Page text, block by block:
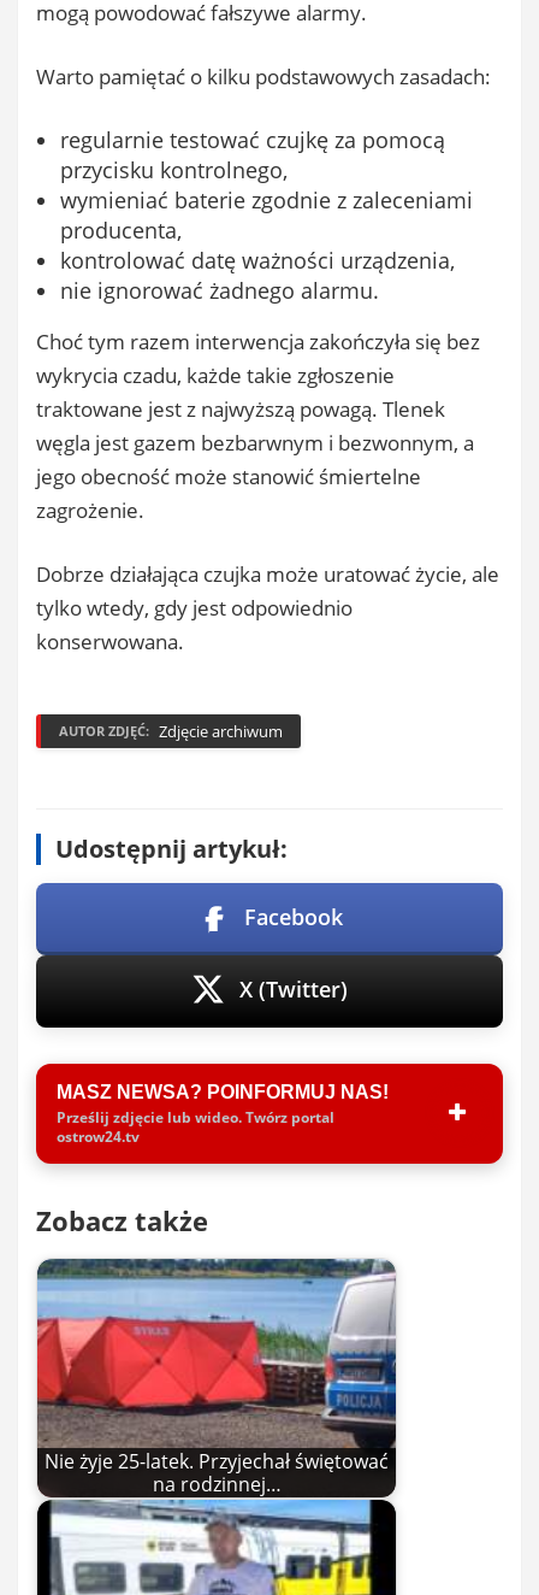
mogą powodować fałszywe alarmy.
Warto pamiętać o kilku podstawowych zasadach:
regularnie testować czujkę za pomocą
przycisku kontrolnego,
wymieniać baterie zgodnie z zaleceniami
producenta,
kontrolować datę ważności urządzenia,
nie ignorować żadnego alarmu.
Choć tym razem interwencja zakończyła się bez
wykrycia czadu, każde takie zgłoszenie
traktowane jest z najwyższą powagą. Tlenek
węgla jest gazem bezbarwnym i bezwonnym, a
jego obecność może stanowić śmiertelne
zagrożenie.
Dobrze działająca czujka może uratować życie, ale
tylko wtedy, gdy jest odpowiednio
konserwowana.
AUTOR ZDJĘĆ: Zdjęcie archiwum
Udostępnij artykuł:
Facebook
X (Twitter)
MASZ NEWSA? POINFORMUJ NAS!
Prześlij zdjęcie lub wideo. Twórz portal
ostrow24.tv
Zobacz także
Nie żyje 25-latek. Przyjechał świętować
na rodzinnej…